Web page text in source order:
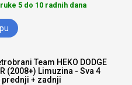
5 do 10 radnih dana
Team HEKO DODGE
(2008+) Limuzina - Sva 4
prednji + zadnji